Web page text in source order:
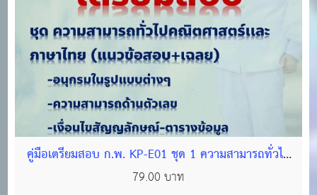
คู่มือเตรียมสอบ ก.พ. KP-E01 ชุด 1 ความสามารถทั่วไป
คณิตศาสตร์เเละภาษาไทย (ไฟล์ PDF 296 หน้า)
79.00 บาท